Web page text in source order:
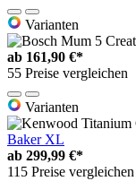
Varianten
ab 161,90 €*
55 Preise vergleichen
Varianten
Baker XL
ab 299,99 €*
115 Preise vergleichen